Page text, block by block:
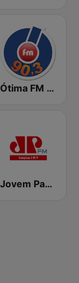
Ótima FM 90.3
Jovem Pan FM Campinas